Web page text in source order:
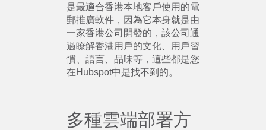
是最適合香港本地客戶使用的電
郵推廣軟件，因為它本身就是由
一家香港公司開發的，該公司通
過瞭解香港用戶的文化、用戶習
慣、語言、品味等，這些都是您
在Hubspot中是找不到的。
多種雲端部署方